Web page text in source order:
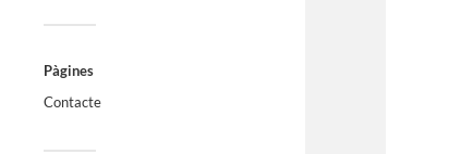
Pàgines
Contacte